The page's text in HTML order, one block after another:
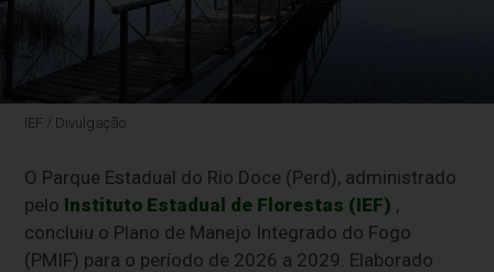
IEF / Divulgação
O Parque Estadual do Rio Doce (Perd), administrado
pelo Instituto Estadual de Florestas (IEF) ,
concluiu o Plano de Manejo Integrado do Fogo
(PMIF) para o período de 2026 a 2029. Elaborado